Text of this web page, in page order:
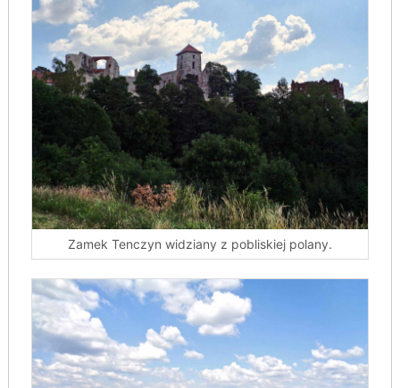
Zamek Tenczyn widziany z pobliskiej polany.